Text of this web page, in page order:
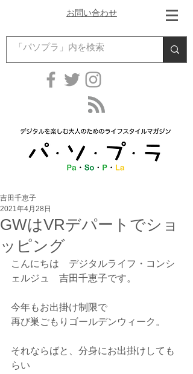
お問い合わせ
GWはVRデパートでショ
ッピング
吉田千恵子
2021年4月28日
こんにちは　デジタルライフ・コンシ
ェルジュ　吉田千恵子です。
今年もお出掛け制限で
再び巣ごもりゴールデンウィーク。
それならばと、分身にお出掛けしても
らい